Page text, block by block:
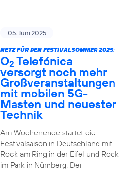
05. Juni 2025
NETZ FÜR DEN FESTIVALSOMMER 2025:
O2 Telefónica
versorgt noch mehr
Großveranstaltungen
mit mobilen 5G-
Masten und neuester
Technik
Am Wochenende startet die
Festivalsaison in Deutschland mit
Rock am Ring in der Eifel und Rock
im Park in Nürnberg. Der